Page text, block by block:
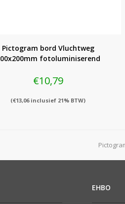
Pictogram bord Vluchtweg
fotoluminiserend
€10,79
(€13,06inclusief 21% BTW)
next
EHBO